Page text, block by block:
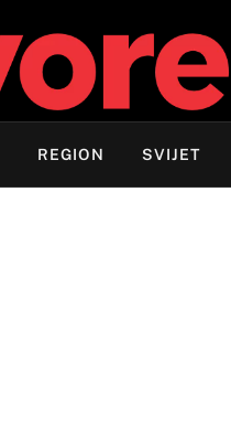
REGION SVIJET